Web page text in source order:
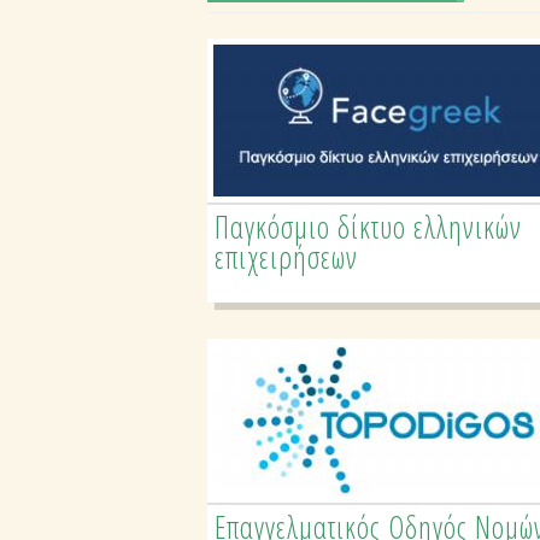
Παγκόσμιο δίκτυο ελληνικών
επιχειρήσεων
Επαγγελματικός Οδηγός
Επαγγελματικός Οδηγός
Ειδικοτήτων Ελλάδας
Τουριστικός Οδηγός Νομών &